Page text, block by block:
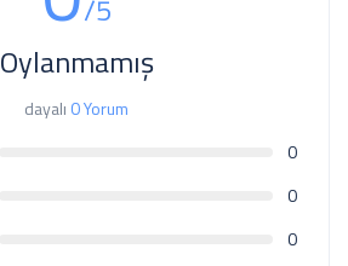
/5
Oylanmamış
dayalı 0 Yorum
0
0
0